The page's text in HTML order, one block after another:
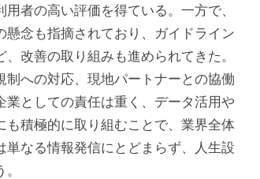
者の高い評価を得ている。一方で、
念も指摘されており、ガイドライン
改善の取り組みも進められてきた。
への対応、現地パートナーとの協働
としての責任は重く、データ活用や
積極的に取り組むことで、業界全体
なる情報発信にとどまらず、人生設